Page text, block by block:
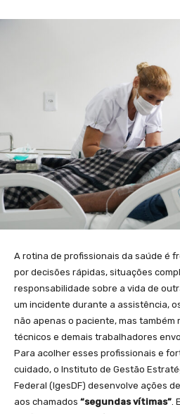
A rotina de profissionais da saúde é
por decisões rápidas, situações
responsabilidade sobre a vida de
um incidente durante a assistência,
não apenas o paciente, mas também
técnicos e demais trabalhadores
Para acolher esses profissionais e
cuidado, o Instituto de Gestão
Federal (IgesDF) desenvolve ações
aos chamados “segundas vítimas”.